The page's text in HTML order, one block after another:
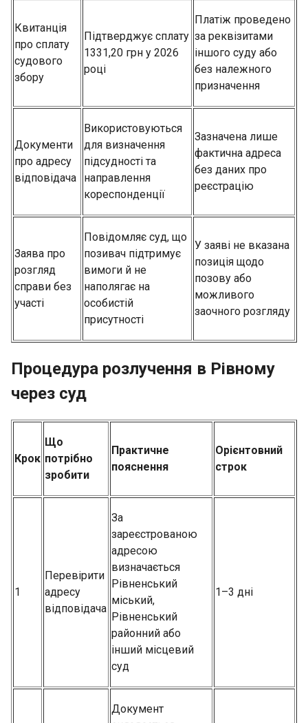
Квитанція
про сплату
судового
збору
Підтверджує сплату
1331,20 грн у 2026
році
Платіж проведено
за реквізитами
іншого суду або
без належного
призначення
Документи
про адресу
відповідача
Використовуються
для визначення
підсудності та
направлення
кореспонденції
Зазначена лише
фактична адреса
без даних про
реєстрацію
Заява про
розгляд
справи без
участі
Повідомляє суд, що
позивач підтримує
вимоги й не
наполягає на
особистій
присутності
У заяві не вказана
позиція щодо
позову або
можливого
заочного розгляду
Процедура розлучення в Рівному
через суд
Крок
Що
потрібно
зробити
Практичне
пояснення
Орієнтовний
строк
1
Перевірити
адресу
відповідача
За
зареєстрованою
адресою
визначається
Рівненський
міський,
Рівненський
районний або
інший місцевий
суд
1–3 дні
Документ